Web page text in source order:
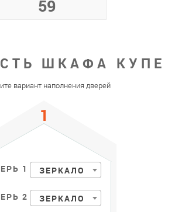
ШКАФА КУПЕ
вариант наполнения дверей
1 ЗЕРКАЛО
2 ЗЕРКАЛО